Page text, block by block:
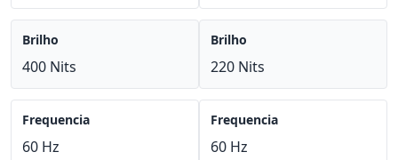
Brilho
400 Nits
Frequencia
60 Hz
Brilho
220 Nits
Frequencia
60 Hz